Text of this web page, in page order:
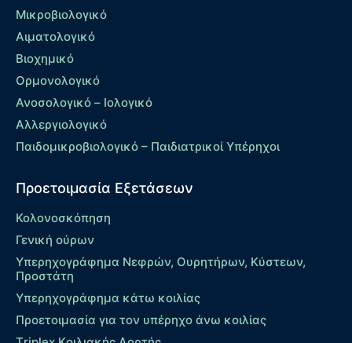
Μικροβιολογικό
Αιματολογικό
Βιοχημικό
Ορμονολογικό
Ανοσολογικό – Ιολογικό
Αλλεργιολογικό
Παιδομικροβιολογικό – Παιδιατρικοί Υπέρηχοι
Προετοιμασία Εξετάσεων
Κολονοσκόπηση
Γενική ούρων
Υπερηχογράφημα Νεφρών, Ουρητήρων, Κύστεων,
Προστάτη
Υπερηχογράφημα κάτω κοιλίας
Προετοιμασία για τον υπέρηχο άνω κοιλίας